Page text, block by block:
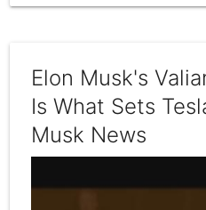
Elon Musk's
Is What Sets
Musk News